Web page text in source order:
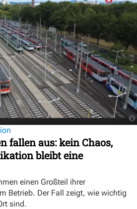
fallen aus: kein Chaos,
bleibt eine
einen Großteil ihrer
Betrieb. Der Fall zeigt, wie wichtig
sind.